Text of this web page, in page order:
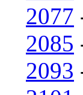
2077
2085
2093